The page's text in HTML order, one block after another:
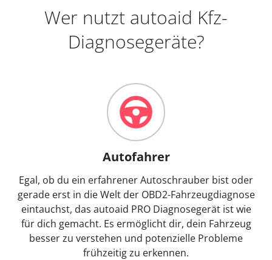
Wer nutzt autoaid Kfz-
Diagnosegeräte?
Autofahrer
Egal, ob du ein erfahrener Autoschrauber bist oder
gerade erst in die Welt der OBD2-Fahrzeugdiagnose
eintauchst, das autoaid PRO Diagnosegerät ist wie
für dich gemacht. Es ermöglicht dir, dein Fahrzeug
besser zu verstehen und potenzielle Probleme
frühzeitig zu erkennen.